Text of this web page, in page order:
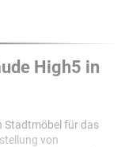
High5 in
Stadtmöbel für das
von